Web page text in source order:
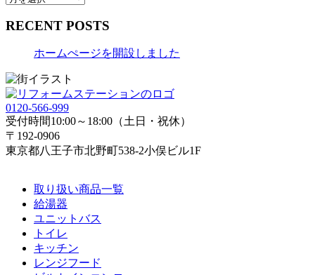
RECENT POSTS
ホームぺージを開設しました
0120-566-999
受付時間10:00～18:00（土日・祝休）
〒192-0906
東京都八王子市北野町538-2小俣ビル1F
取り扱い商品一覧
給湯器
ユニットバス
トイレ
キッチン
レンジフード